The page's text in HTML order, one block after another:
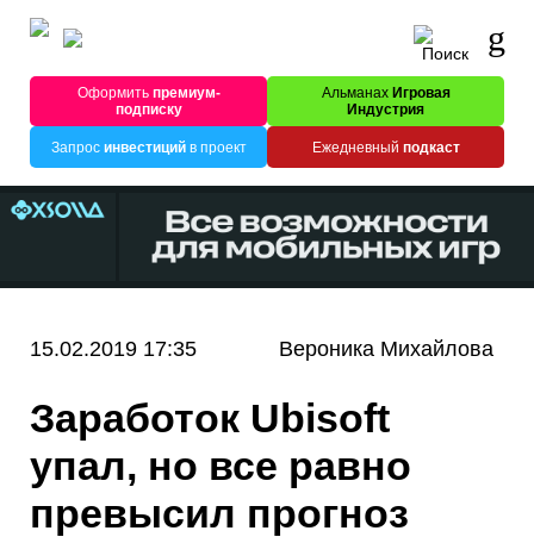
Оформитьпремиум-
подписку
Альманах Игровая
Индустрия
Запрос инвестицийв проект Ежедневный подкаст
15.02.2019 17:35 Вероника Михайлова
Заработок Ubisoft
упал, но все равно
превысил прогноз